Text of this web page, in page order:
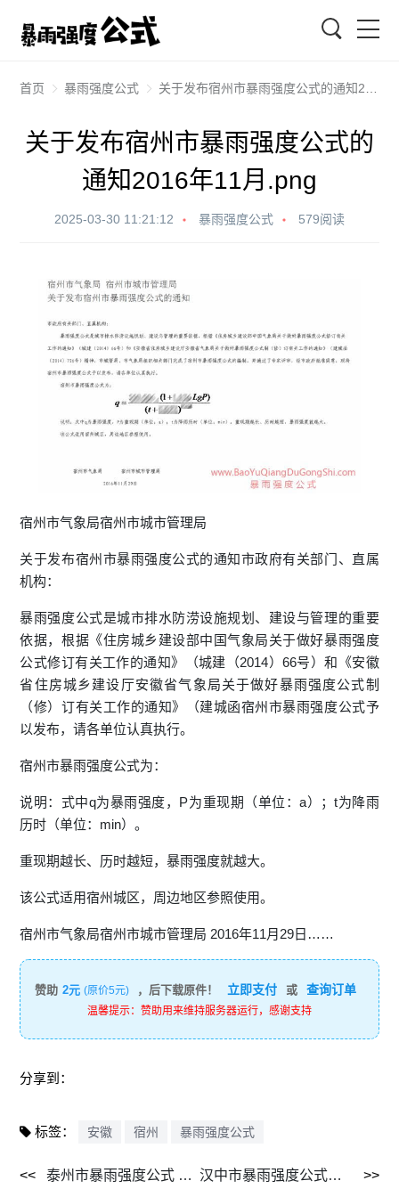
首页 暴雨强度公式 关于发布宿州市暴雨强度公式的通知2016年11月.png
关于发布宿州市暴雨强度公式的
通知2016年11月.png
2025-03-30 11:21:12 暴雨强度公式 579阅读
宿州市气象局宿州市城市管理局
关于发布宿州市暴雨强度公式的通知市政府有关部门、直属
机构：
暴雨强度公式是城市排水防涝设施规划、建设与管理的重要
依据，根据《住房城乡建设部中国气象局关于做好暴雨强度
公式修订有关工作的通知》（城建（2014）66号）和《安徽
省住房城乡建设厅安徽省气象局关于做好暴雨强度公式制
（修）订有关工作的通知》（建城函宿州市暴雨强度公式予
以发布，请各单位认真执行。
宿州市暴雨强度公式为：
说明：式中q为暴雨强度，P为重现期（单位：a）；t为降雨
历时（单位：min）。
重现期越长、历时越短，暴雨强度就越大。
该公式适用宿州城区，周边地区参照使用。
宿州市气象局宿州市城市管理局 2016年11月29日……
赞助 2元 (原价5元) ，后下载原件！ 立即支付 或 查询订单
温馨提示：赞助用来维持服务器运行，感谢支持
分享到：
标签： 安徽 宿州 暴雨强度公式
泰州市暴雨强度公式 泰州市“十四五”城市排水（雨水）防汛排涝规划 2021年10月.pdf 汉中市暴雨强度公式推算与适用性分析 2021.pdf